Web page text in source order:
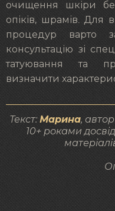
очищення шкіри
опіків, шрамів. Для
процедур варто
консультацію зі
татуювання та
визначити
Текст: Марина,
10+ роками